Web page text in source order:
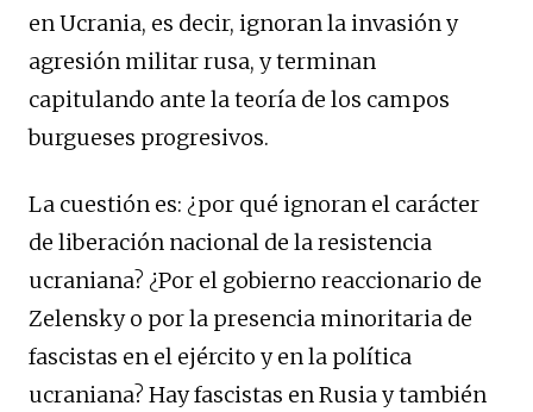
en Ucrania, es decir, ignoran la invasión y
agresión militar rusa, y terminan
capitulando ante la teoría de los campos
burgueses progresivos.
La cuestión es: ¿por qué ignoran el carácter
de liberación nacional de la resistencia
ucraniana? ¿Por el gobierno reaccionario de
Zelensky o por la presencia minoritaria de
fascistas en el ejército y en la política
ucraniana? Hay fascistas en Rusia y también